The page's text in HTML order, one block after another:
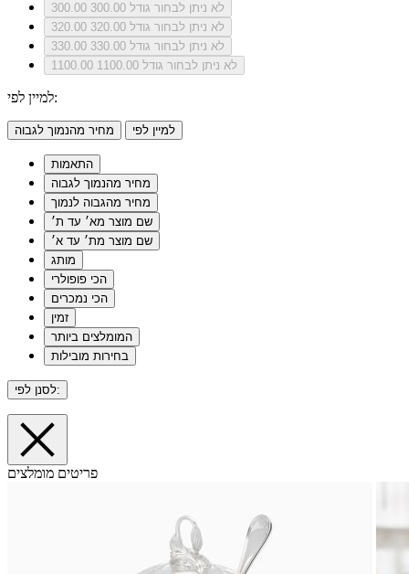
300.00
לא ניתן לבחור גודל 300.00
320.00
לא ניתן לבחור גודל 320.00
330.00
לא ניתן לבחור גודל 330.00
1100.00
לא ניתן לבחור גודל 1100.00
למיין לפי:
מחיר מהנמוך לגבוה למיין לפי
התאמות
מחיר מהנמוך לגבוה
מחיר מהגבוה לנמוך
שם מוצר מא׳ עד ת׳
שם מוצר מת׳ עד א׳
מותג
הכי פופולרי
הכי נמכרים
זמין
המומלצים ביותר
בחירות מובילות
לסנן לפי:
פריטים מומלצים